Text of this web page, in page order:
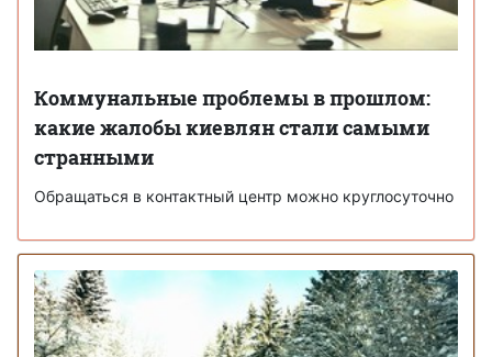
Коммунальные проблемы в прошлом:
какие жалобы киевлян стали самыми
странными
Обращаться в контактный центр можно круглосуточно